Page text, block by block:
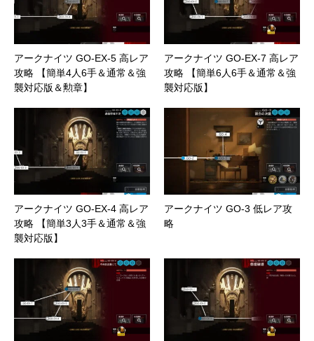
アークナイツ GO-EX-5 高レア
攻略 【簡単4人6手＆通常＆強
襲対応版＆勲章】
アークナイツ GO-EX-7 高レア
攻略 【簡単6人6手＆通常＆強
襲対応版】
アークナイツ GO-EX-4 高レア
攻略 【簡単3人3手＆通常＆強
襲対応版】
アークナイツ GO-3 低レア攻
略